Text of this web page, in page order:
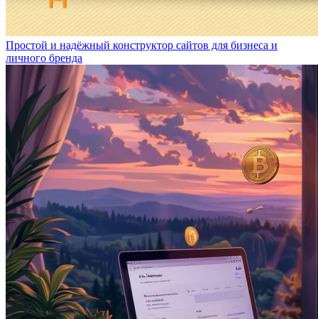
Простой и надёжный конструктор сайтов для бизнеса и
личного бренда